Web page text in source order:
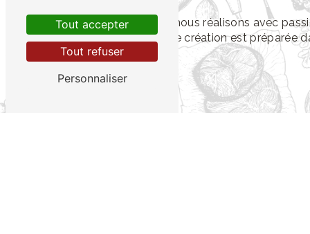
Chez Pascal Fresnel, nous réalisons avec
d'autres plats. Chaque création est préparée
Tout accepter
Tout refuser
Personnaliser